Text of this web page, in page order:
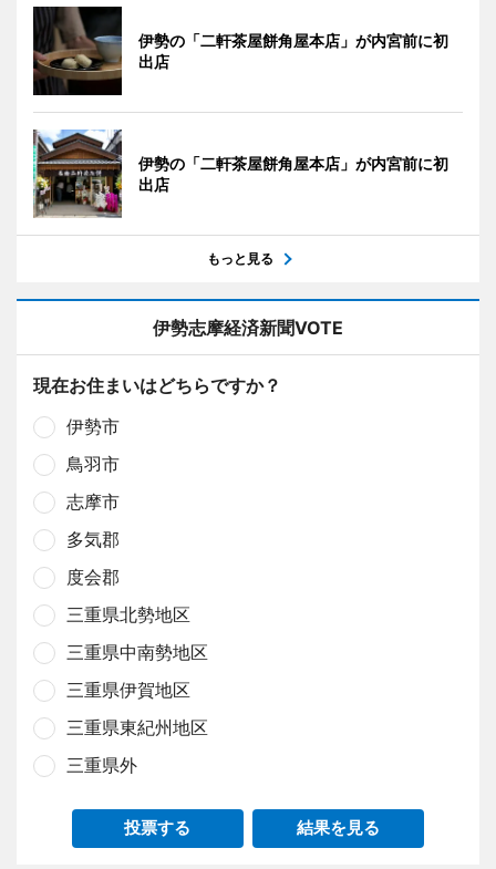
伊勢の「二軒茶屋餅角屋本店」が内宮前に初
出店
伊勢の「二軒茶屋餅角屋本店」が内宮前に初
出店
もっと見る
伊勢志摩経済新聞VOTE
現在お住まいはどちらですか？
伊勢市
鳥羽市
志摩市
多気郡
度会郡
三重県北勢地区
三重県中南勢地区
三重県伊賀地区
三重県東紀州地区
三重県外
投票する 結果を見る